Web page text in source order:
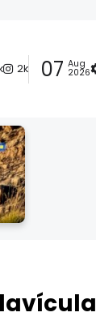
2k 07 Aug
2026